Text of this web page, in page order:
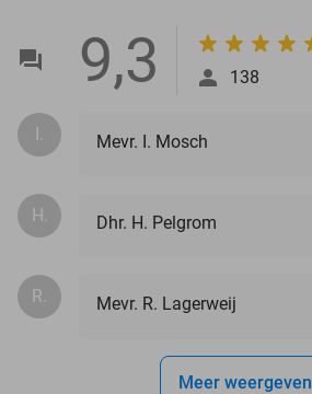
9,3 138
I. Mevr. I. Mosch
H. Dhr. H. Pelgrom
R. Mevr. R. Lagerweij
Meer weergeven